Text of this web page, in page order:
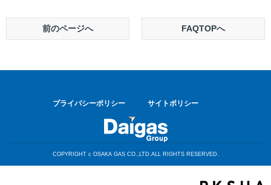
前のページへ FAQTOPへ
プライバシーポリシー サイトポリシー
COPYRIGHT c OSAKA GAS CO.,LTD.ALL RIGHTS RESERVED.